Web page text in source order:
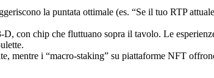
la puntata ottimale (es. “Se il tuo RTP
con chip che fluttuano sopra il tavolo. Le
mentre i “macro‑staking” su piattaforme NFT